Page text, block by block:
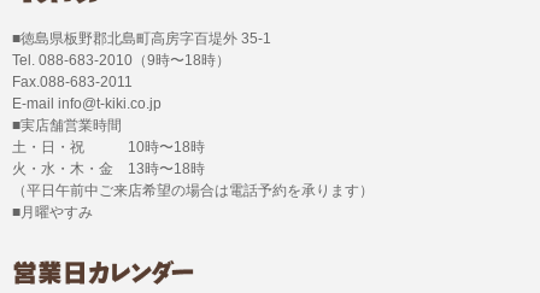
■徳島県板野郡北島町高房字百堤外 35-1
Tel. 088-683-2010（9時〜18時）
Fax.088-683-2011
E-mail info@t-kiki.co.jp
■実店舗営業時間
土・日・祝 10時〜18時
火・水・木・金 13時〜18時
（平日午前中ご来店希望の場合は電話予約を承ります）
■月曜やすみ